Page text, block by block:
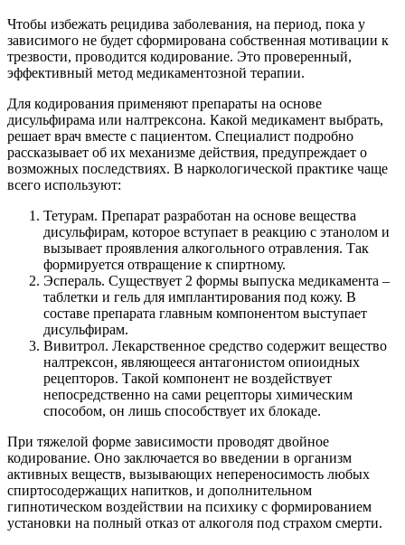
Чтобы избежать рецидива заболевания, на период, пока у
зависимого не будет сформирована собственная мотивации к
трезвости, проводится кодирование. Это проверенный,
эффективный метод медикаментозной терапии.
Для кодирования применяют препараты на основе
дисульфирама или налтрексона. Какой медикамент выбрать,
решает врач вместе с пациентом. Специалист подробно
рассказывает об их механизме действия, предупреждает о
возможных последствиях. В наркологической практике чаще
всего используют:
Тетурам. Препарат разработан на основе вещества
дисульфирам, которое вступает в реакцию с этанолом и
вызывает проявления алкогольного отравления. Так
формируется отвращение к спиртному.
Эспераль. Существует 2 формы выпуска медикамента –
таблетки и гель для имплантирования под кожу. В
составе препарата главным компонентом выступает
дисульфирам.
Вивитрол. Лекарственное средство содержит вещество
налтрексон, являющееся антагонистом опиоидных
рецепторов. Такой компонент не воздействует
непосредственно на сами рецепторы химическим
способом, он лишь способствует их блокаде.
При тяжелой форме зависимости проводят двойное
кодирование. Оно заключается во введении в организм
активных веществ, вызывающих непереносимость любых
спиртосодержащих напитков, и дополнительном
гипнотическом воздействии на психику с формированием
установки на полный отказ от алкоголя под страхом смерти.